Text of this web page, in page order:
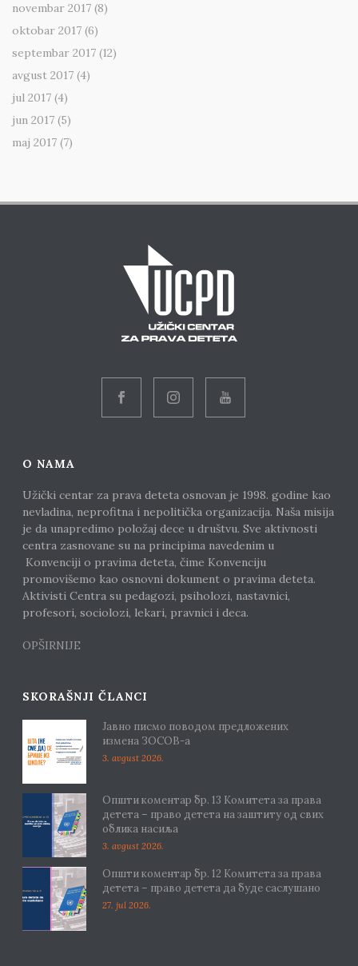
novembar 2017 (8)
oktobar 2017 (6)
septembar 2017 (12)
avgust 2017 (4)
jul 2017 (4)
jun 2017 (5)
maj 2017 (7)
O NAMA
Užički centar za prava deteta osnovan je 1998. godine kao
nevladina, neprofitna i nepolitička organizacija. Naša misija
je da unapredimo položaj dece u društvu. Sve aktivnosti
centra zasnovane su na principima navedenim u
Konvenciji o pravima deteta, čime Konvenciju
promovišemo kao osnovni dokument o pravima deteta.
Aktivisti Centra su pedagozi, psiholozi, nastavnici,
profesori, sociolozi, lekari, pravnici i deca.
OPŠIRNIJE
SKORAŠNJI ČLANCI
Јавно писмо поводом предложених
измена ЗОСОВ-а
3. avgust 2026.
Општи коментар бр. 13 Комитета за права
детета – право детета на заштиту од свих
облика насиља
3. avgust 2026.
Општи коментар бр. 12 Комитета за права
детета – право детета да буде саслушано
27. jul 2026.